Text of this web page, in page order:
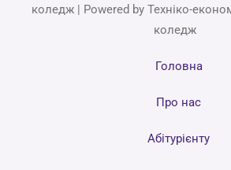
коледж | Powered by Техніко-
коледж
Головна
Про нас
Абітурієнту